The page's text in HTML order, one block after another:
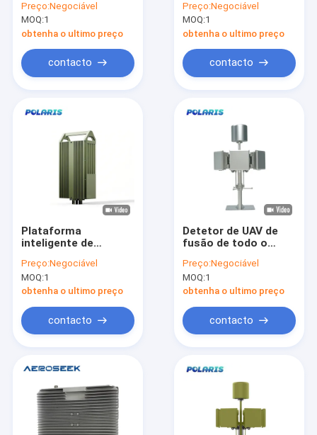
Produtos
Sobre nós
GNSS Spoofing e
Análise do
Comportamento do
Enxame
Preço:Negociável
MOQ:1
obtenha o ultimo preço
contacto
espectrais de
detector de UAV de
10 km personalizado
com rastreamento
EO IR
Preço:Negociável
MOQ:1
obtenha o ultimo preço
contacto
Plataforma
inteligente de
com localização
falsa e reprodução
de padrões de
Preço:Negociável
MOQ:1
obtenha o ultimo preço
contacto
Detetor de UAV de
fusão de todo o
tipo fixo para
ambientes adversos
Preço:Negociável
MOQ:1
obtenha o ultimo preço
contacto